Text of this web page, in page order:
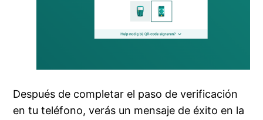
Después de completar el paso de verificación
en tu teléfono, verás un mensaje de éxito en la